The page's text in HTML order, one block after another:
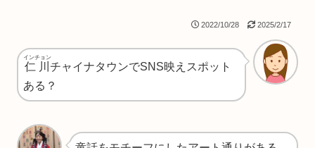
2022/10/28 2025/2/17
仁川
インチョン
チャイナタウンでSNS映えスポット
ある？